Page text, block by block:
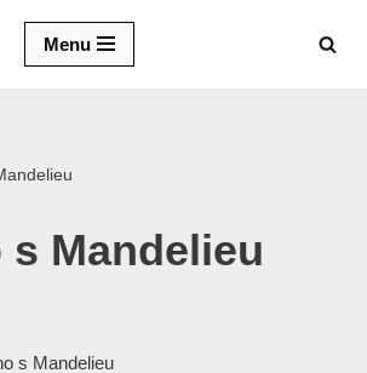
Menu
s Mandelieu